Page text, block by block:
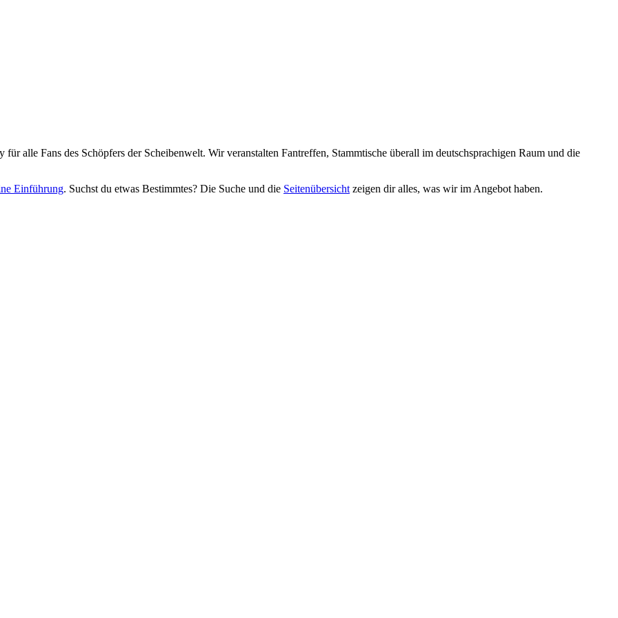
alle Fans des Schöpfers der Scheibenwelt. Wir veranstalten Fantreffen, Stammtische überall im deutschsprachigen Raum und die
Einführung. Suchst du etwas Bestimmtes? Die Suche und die Seitenübersicht zeigen dir alles, was wir im Angebot haben.